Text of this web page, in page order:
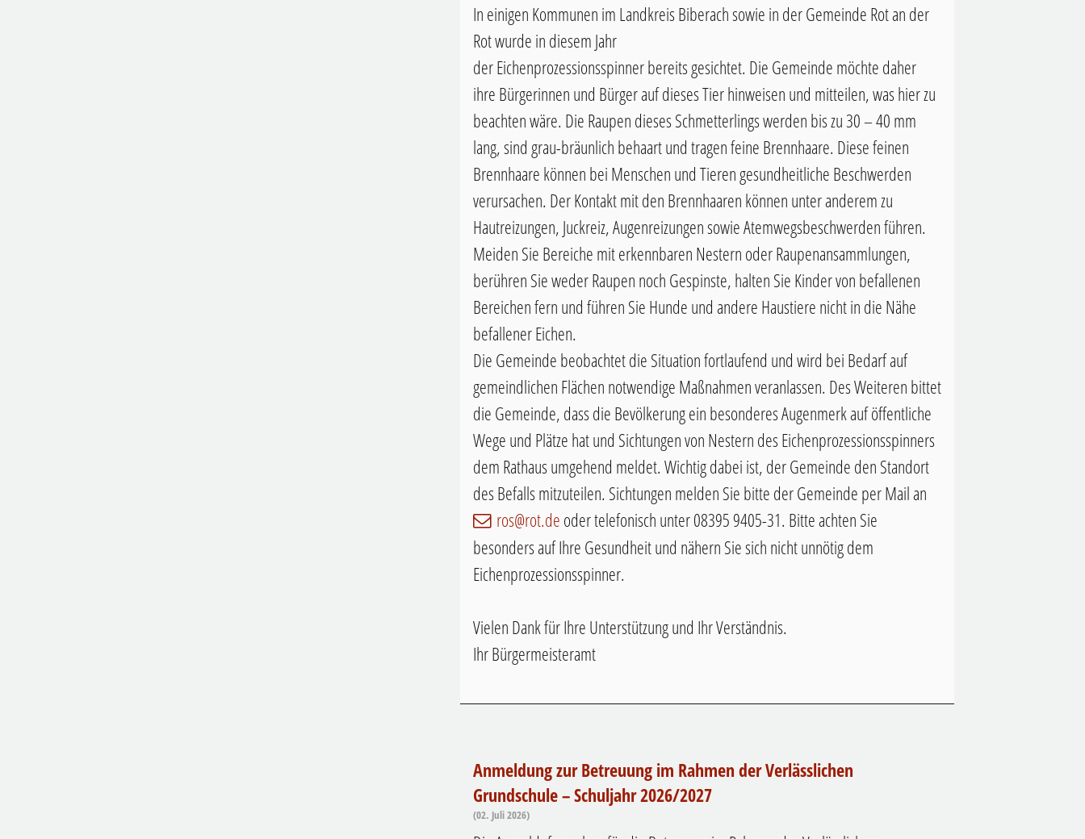
In einigen Kommunen im Landkreis Biberach sowie in der Gemeinde Rot an der
Rot wurde in diesem Jahr
der Eichenprozessionsspinner bereits gesichtet. Die Gemeinde möchte daher
ihre Bürgerinnen und Bürger auf dieses Tier hinweisen und mitteilen, was hier zu
beachten wäre. Die Raupen dieses Schmetterlings werden bis zu 30 – 40 mm
lang, sind grau-bräunlich behaart und tragen feine Brennhaare. Diese feinen
Brennhaare können bei Menschen und Tieren gesundheitliche Beschwerden
verursachen. Der Kontakt mit den Brennhaaren können unter anderem zu
Hautreizungen, Juckreiz, Augenreizungen sowie Atemwegsbeschwerden führen.
Meiden Sie Bereiche mit erkennbaren Nestern oder Raupenansammlungen,
berühren Sie weder Raupen noch Gespinste, halten Sie Kinder von befallenen
Bereichen fern und führen Sie Hunde und andere Haustiere nicht in die Nähe
befallener Eichen.
Die Gemeinde beobachtet die Situation fortlaufend und wird bei Bedarf auf
gemeindlichen Flächen notwendige Maßnahmen veranlassen. Des Weiteren bittet
die Gemeinde, dass die Bevölkerung ein besonderes Augenmerk auf öffentliche
Wege und Plätze hat und Sichtungen von Nestern des Eichenprozessionsspinners
dem Rathaus umgehend meldet. Wichtig dabei ist, der Gemeinde den Standort
des Befalls mitzuteilen. Sichtungen melden Sie bitte der Gemeinde per Mail an
ros@rot.deoder telefonisch unter 08395 9405-31. Bitte achten Sie
besonders auf Ihre Gesundheit und nähern Sie sich nicht unnötig dem
Eichenprozessionsspinner.
Vielen Dank für Ihre Unterstützung und Ihr Verständnis.
Ihr Bürgermeisteramt
Anmeldung zur Betreuung im Rahmen der Verlässlichen
Grundschule – Schuljahr 2026/2027
(02. Juli 2026)